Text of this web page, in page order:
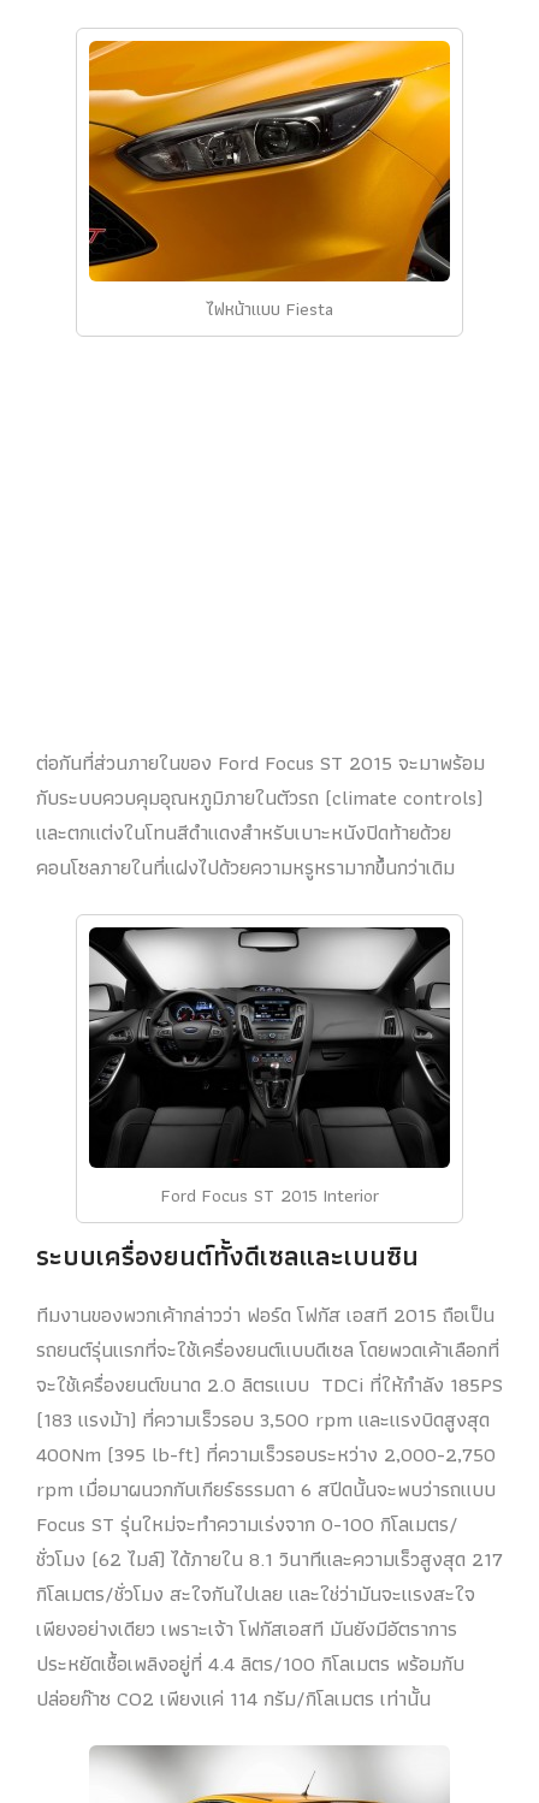
ไฟหน้าแบบ Fiesta
ต่อกันที่ส่วนภายในของ Ford Focus ST 2015 จะมาพร้อม
กับระบบควบคุมอุณหภูมิภายในตัวรถ (climate controls)
และตกแต่งในโทนสีดำแดงสำหรับเบาะหนังปิดท้ายด้วย
คอนโซลภายในที่แฝงไปด้วยความหรูหรามากขึ้นกว่าเดิม
Ford Focus ST 2015 Interior
ระบบเครื่องยนต์ทั้งดีเซลและเบนซิน
ทีมงานของพวกเค้ากล่าวว่า ฟอร์ด โฟกัส เอสที 2015 ถือเป็น
รถยนต์รุ่นแรกที่จะใช้เครื่องยนต์แบบดีเซล โดยพวดเค้าเลือกที่
จะใช้เครื่องยนต์ขนาด 2.0 ลิตรแบบ TDCi ที่ให้กำลัง 185PS
(183 แรงม้า) ที่ความเร็วรอบ 3,500 rpm และแรงบิดสูงสุด
400Nm (395 lb-ft) ที่ความเร็วรอบระหว่าง 2,000-2,750
rpm เมื่อมาผนวกกับเกียร์ธรรมดา 6 สปีดนั้นจะพบว่ารถแบบ
Focus ST รุ่นใหม่จะทำความเร่งจาก 0-100 กิโลเมตร/
ชั่วโมง (62 ไมล์) ได้ภายใน 8.1 วินาทีและความเร็วสูงสุด 217
กิโลเมตร/ชั่วโมง สะใจกันไปเลย และใช่ว่ามันจะแรงสะใจ
เพียงอย่างเดียว เพราะเจ้า โฟกัสเอสที มันยังมีอัตราการ
ประหยัดเชื้อเพลิงอยู่ที่ 4.4 ลิตร/100 กิโลเมตร พร้อมกับ
ปล่อยก๊าซ CO2 เพียงแค่ 114 กรัม/กิโลเมตร เท่านั้น